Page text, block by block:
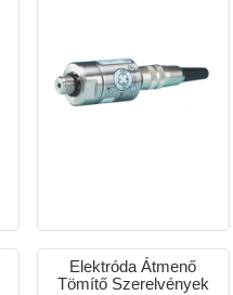
Elektróda Átmenő
Tömítő Szerelvények